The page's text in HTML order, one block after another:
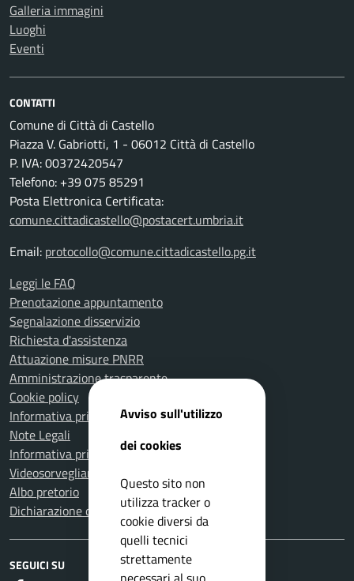
Galleria immagini
Luoghi
Eventi
CONTATTI
Comune di Città di Castello
Piazza V. Gabriotti, 1 - 06012 Città di Castello
P. IVA: 00372420547
Telefono: +39 075 85291
Posta Elettronica Certificata:
comune.cittadicastello@postacert.umbria.it
Email: protocollo@comune.cittadicastello.pg.it
Leggi le FAQ
Prenotazione appuntamento
Segnalazione disservizio
Richiesta d'assistenza
Attuazione misure PNRR
Amministrazione trasparente
Cookie policy
Informativa privacy
Note Legali
Informativa privacy Polizia Locale
Videosorveglianza e privacy
Albo pretorio
Dichiarazione di accessibilità
SEGUICI SU
Avviso sull'utilizzo
dei cookies
Questo sito non
utilizza tracker o
cookie diversi da
quelli tecnici
strettamente